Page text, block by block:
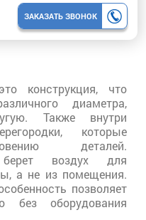
ЗАКАЗАТЬ ЗВОНОК
конструкция, что
диаметра,
Также внутри
которые
деталей.
воздух для
а не из помещения.
позволяет
без оборудования